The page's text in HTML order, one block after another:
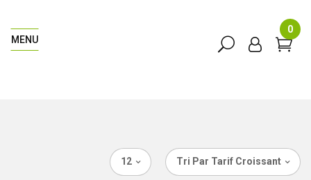
MENU
0
Tri Par Tarif Croissant
12